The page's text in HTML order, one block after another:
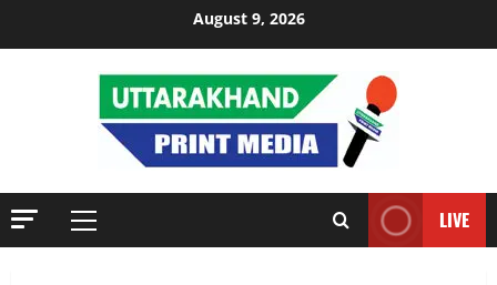
August 9, 2026
Primary
LIVE